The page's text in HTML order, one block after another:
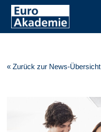
« Zurück zur News-Übersicht